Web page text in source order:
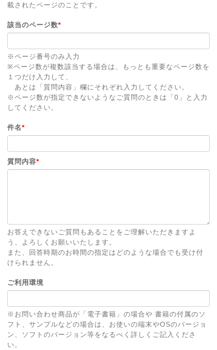
載されたページのことです。
該当のページ数*
※ページ番号のみ入力
※ページ数が複数該当する場合は、もっとも重要なページ数を
１つだけ入力して、
あとは「質問内容」欄にそれぞれ入力してください。
※ページ数が指定できないようなご質問のときは「0」と入力
してください。
件名*
質問内容*
お答えできないご質問もあることをご理解いただきますよ
う、よろしくお願いいたします。
また、回答時期のお時間の指定はどのような場合でも受け付
けられません。
ご利用環境
※お問い合わせ商品が「電子書籍」の場合や 書籍の付属のソ
フト、サンプルなどの場合は、お使いの端末やOSのバージョ
ン、ソフトのバージョン等をなるべく詳しくご記入くださ
い。